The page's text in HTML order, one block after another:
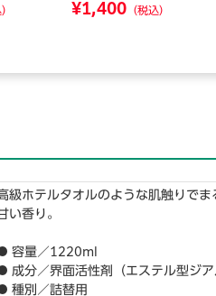
¥1,400 （税込）
級ホテルタオルのような肌触りで
い香り。
容量／1220ml
成分／界面活性剤（エステル型ジ
種別／詰替用